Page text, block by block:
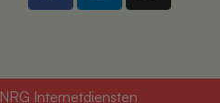
NRG Internetdiensten